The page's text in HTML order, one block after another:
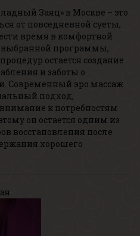
Заяц» в Москве – это
от повседневной суеты,
время в комфортной
выбранной программы,
остается создание
и заботы о
Современный эро массаж
подход,
к потребностям
он остается одним из
восстановления после
хорошего